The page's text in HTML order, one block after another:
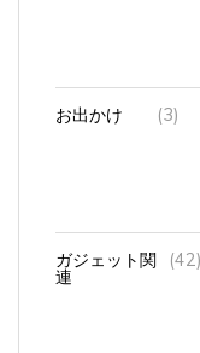
お出かけ (3)
ガジェット関
連
(42)